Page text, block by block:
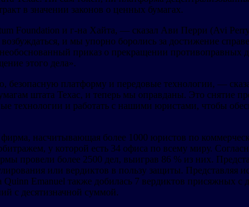
в значении законов о ценных бумагах.
Foundation и г-на Хайта, — сказал Ави Перри (Avi
и мы упорно боролись за достижение
приказ о прекращении
этого дела».
безопасную платформу и передовые технологии, —
штата Техас, и теперь мы оправданы. Это снятие
технологии и работать с нашими юристами, чтобы
насчитывающая более 1000 юристов по
у которой есть 34 офиса по всему миру.
провели более 2500 дел, выиграв 86 % из них.
или вердиктов в пользу защиты.
Emanuel также добилась 7 вердиктов присяжных с
с десятизначной суммой.